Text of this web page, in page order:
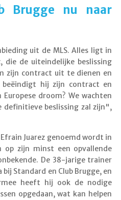
Brugge nu naar
uit de MLS. Alles ligt in
die de uiteindelijke beslissing
zijn contract uit te dienen en
beëindigt hij zijn contract en
droom? We wachten
definitieve beslissing zal zijn",
Juarez genoemd wordt in
op zijn minst een opvallende
De 38-jarige trainer
Standard en Club Brugge, en
heeft hij ook de nodige
opgedaan, wat kan helpen